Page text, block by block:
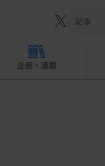
企画・連載